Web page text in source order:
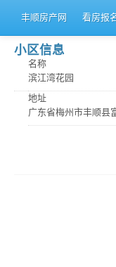
丰顺房产网 看房报
小区信息
名称
滨江湾花园
地址
广东省梅州市丰顺县